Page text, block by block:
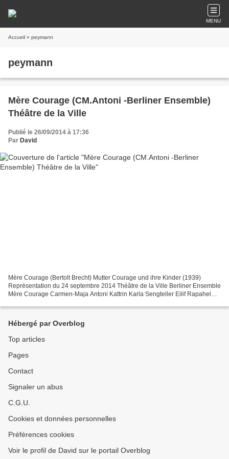
MENU
Accueil » peymann
peymann
Mère Courage (CM.Antoni -Berliner Ensemble)
Théâtre de la Ville
Publié le 26/09/2014 à 17:36
Par David
Mère Courage (Bertolt Brecht) Mutter Courage und ihre Kinder (1939)
Représentation du 24 septembre 2014 Théâtre de la Ville Berliner Ensemble
Mère Courage Carmen-Maja Antoni Kattrin Karla Sengteller Eilif Rapahel
Hébergé par Overblog
Top articles
Pages
Contact
Signaler un abus
C.G.U.
Cookies et données personnelles
Préférences cookies
Voir le profil de David sur le portail Overblog